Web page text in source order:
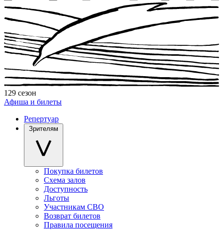
129 сезон
Афиша и билеты
Репертуар
Зрителям
Покупка билетов
Схема залов
Доступность
Льготы
Участникам СВО
Возврат билетов
Правила посещения